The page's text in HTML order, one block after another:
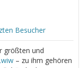
Besucher
größten und
– zu ihm gehören